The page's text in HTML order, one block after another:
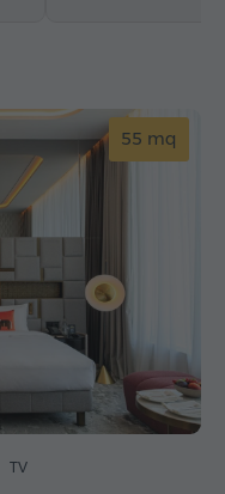
55 mq
TV